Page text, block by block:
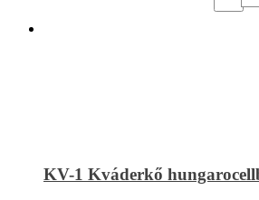
KV-1 Kváderkő